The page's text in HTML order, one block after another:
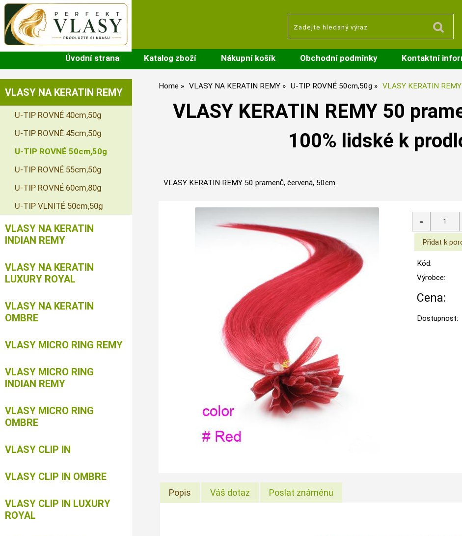
Úvodní strana Katalog zboží Nákupní košík Obchodní podmínky Kontaktní
Home VLASY NA KERATIN REMY U-TIP ROVNÉ 50cm,50g VLASY KERATIN
VLASY KERATIN REMY 50
100% lidské k
VLASY KERATIN REMY 50 pramenů, červená, 50cm
Kód:
Výrobce:
Cena:
Dostupnost:
Popis Váš dotaz Poslat známénu
VLASY NA KERATIN REMY
U-TIP ROVNÉ 40cm,50g
U-TIP ROVNÉ 45cm,50g
U-TIP ROVNÉ 50cm,50g
U-TIP ROVNÉ 55cm,50g
U-TIP ROVNÉ 60cm,80g
U-TIP VLNITÉ 50cm,50g
VLASY NA KERATIN
INDIAN REMY
VLASY NA KERATIN
LUXURY ROYAL
VLASY NA KERATIN
OMBRE
VLASY MICRO RING REMY
VLASY MICRO RING
INDIAN REMY
VLASY MICRO RING
OMBRE
VLASY CLIP IN
VLASY CLIP IN OMBRE
VLASY CLIP IN LUXURY
ROYAL